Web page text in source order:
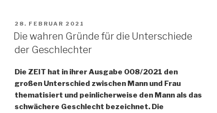
VERÖFFENTLICHT
AM
28. FEBRUAR 2021
Die wahren Gründe für die Unterschiede
der Geschlechter
Die ZEIT hat in ihrer Ausgabe 008/2021 den
großen Unterschied zwischen Mann und Frau
thematisiert und peinlicherweise den Mann als das
schwächere Geschlecht bezeichnet. Die